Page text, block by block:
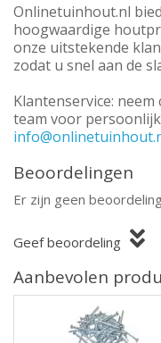
Onlinetuinhout.nl
hoogwaardige
onze uitstekende
zodat u snel aan de
Klantenservice:
team voor persoonlijk
Beoordelingen
Er zijn geen
Geef beoordeling
Aanbevolen